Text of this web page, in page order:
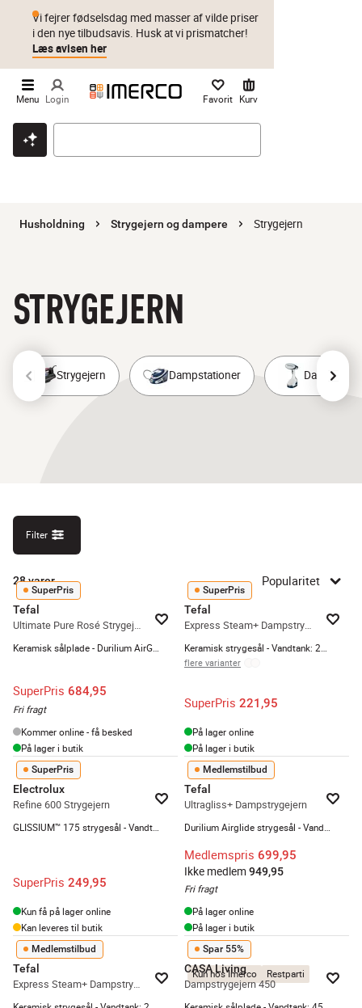
Klik & hent Byt i 1 år Prismatch
Vi fejrer fødselsdag med masser af vilde priser
i den nye tilbudsavis. Husk at vi prismatcher!
Læs avisen her
Menu Login Favorit Kurv
Husholdning Strygejern og dampere Strygejern
STRYGEJERN
Strygejern Dampstationer Dampere
Filter
28varer Popularitet
SuperPris
Tefal
Ultimate Pure Rosé Strygejern
SuperPris 684,95
Fri fragt
Kommer online - få besked
På lager i butik
SuperPris
Tefal
Express Steam+ Dampstrygejern
flere varianter
SuperPris 221,95
På lager online
På lager i butik
SuperPris
Electrolux
Refine 600 Strygejern
SuperPris 249,95
Kun få på lager online
Kan leveres til butik
Medlemstilbud
Tefal
Ultragliss+ Dampstrygejern
Medlemspris 699,95
Ikke medlem 949,95
Fri fragt
På lager online
På lager i butik
Medlemstilbud
Tefal
Express Steam+ Dampstrygejern
Kun hos Imerco Restparti
Spar 55%
CASA Living
Dampstrygejern 450